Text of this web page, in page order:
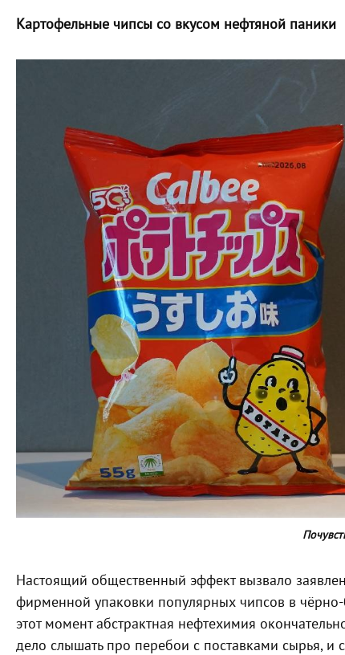
Картофельные чипсы со вкусом нефтяной паники
Настоящий общественный эффект вызвало
фирменной упаковки популярных чипсов в
этот момент абстрактная нефтехимия
дело слышать про перебои с поставками сырья, и